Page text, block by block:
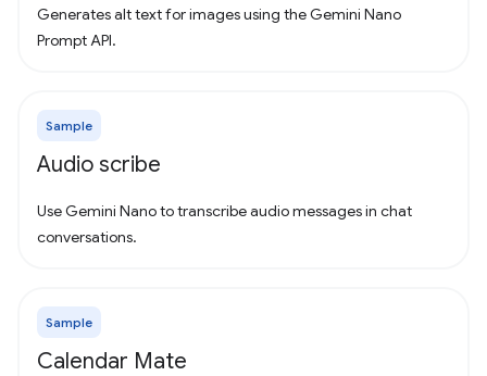
Generates alt text for images using the Gemini Nano
Prompt API.
Sample
Audio scribe
Use Gemini Nano to transcribe audio messages in chat
conversations.
Sample
Calendar Mate